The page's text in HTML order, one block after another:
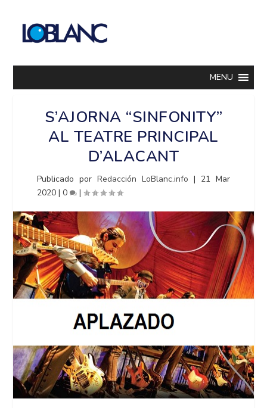
MENU
S’AJORNA “SINFONITY”
AL TEATRE PRINCIPAL
D’ALACANT
Publicado porRedacción LoBlanc.info | 21 Mar
2020 |0 |